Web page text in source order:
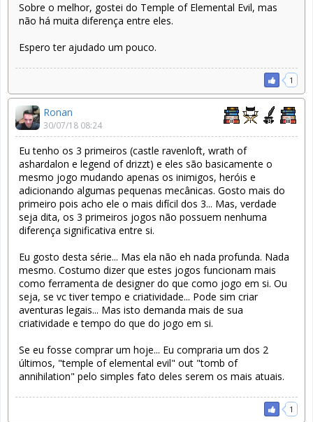
Sobre o melhor, gostei do Temple of Elemental Evil, mas
não há muita diferença entre eles.
Espero ter ajudado um pouco.
1
Ronan
30/07/18 08:24
Eu tenho os 3 primeiros (castle ravenloft, wrath of
ashardalon e legend of drizzt) e eles são basicamente o
mesmo jogo mudando apenas os inimigos, heróis e
adicionando algumas pequenas mecânicas. Gosto mais do
primeiro pois acho ele o mais difícil dos 3... Mas, verdade
seja dita, os 3 primeiros jogos não possuem nenhuma
diferença significativa entre si.
Eu gosto desta série... Mas ela não eh nada profunda. Nada
mesmo. Costumo dizer que estes jogos funcionam mais
como ferramenta de designer do que como jogo em si. Ou
seja, se vc tiver tempo e criatividade... Pode sim criar
aventuras legais... Mas isto demanda mais de sua
criatividade e tempo do que do jogo em si.
Se eu fosse comprar um hoje... Eu compraria um dos 2
últimos, "temple of elemental evil" out "tomb of
annihilation" pelo simples fato deles serem os mais atuais.
1